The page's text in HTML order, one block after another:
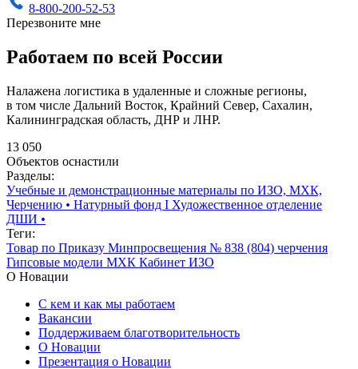
8-800-200-52-53
Перезвоните мне
Работаем по всей России
Налажена логистика в удаленные и сложные регионы,
в том числе Дальний Восток, Крайний Север, Сахалин,
Калининградская область, ДНР и ЛНР.
13 050
Объектов оснастили
Разделы:
Учебные и демонстрационные материалы по ИЗО, МХК,
Черчению • Натурный фонд I Художественное отделение
ДШИ •
Теги:
Товар по Приказу Минпросвещения № 838 (804) черчения
Гипсовые модели МХК Кабинет ИЗО
О Новации
С кем и как мы работаем
Вакансии
Поддерживаем благотворительность
О Новации
Презентация о Новации